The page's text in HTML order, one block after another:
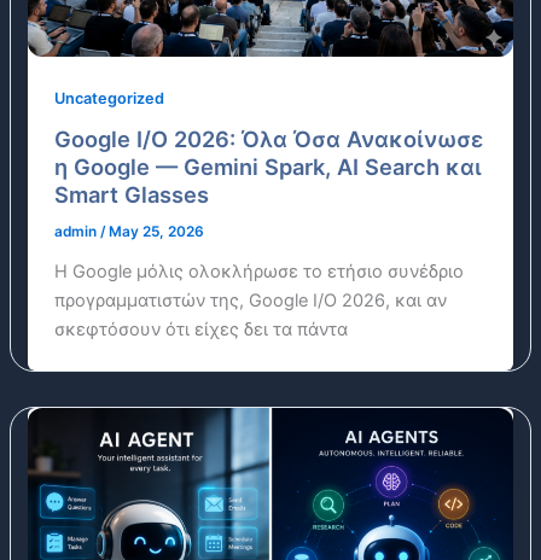
Uncategorized
Google I/O 2026: Όλα Όσα Ανακοίνωσε
η Google — Gemini Spark, AI Search και
Smart Glasses
admin/ May 25, 2026
Η Google μόλις ολοκλήρωσε το ετήσιο συνέδριο
προγραμματιστών της, Google I/O 2026, και αν
σκεφτόσουν ότι είχες δει τα πάντα